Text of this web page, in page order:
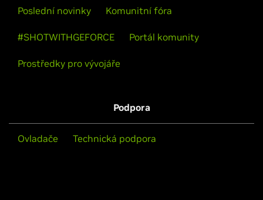
Poslední novinky Komunitní fóra
#SHOTWITHGEFORCE Portál komunity
Prostředky pro vývojáře
Podpora
Ovladače Technická podpora